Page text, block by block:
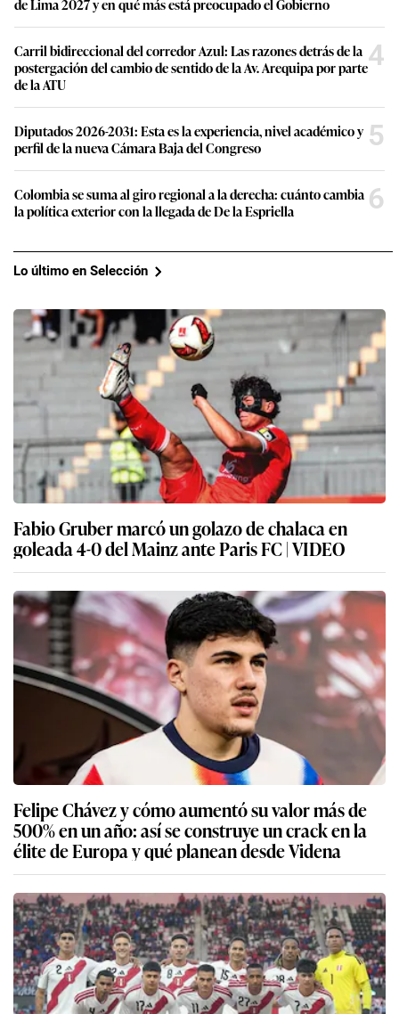
de Lima 2027 y en qué más está preocupado el Gobierno
Carril bidireccional del corredor Azul: Las razones detrás de la
postergación del cambio de sentido de la Av. Arequipa por parte
de la ATU
4
Diputados 2026-2031: Esta es la experiencia, nivel académico y
perfil de la nueva Cámara Baja del Congreso
5
Colombia se suma al giro regional a la derecha: cuánto cambia
la política exterior con la llegada de De la Espriella
6
Lo último en Selección
Fabio Gruber marcó un golazo de chalaca en
goleada 4-0 del Mainz ante Paris FC | VIDEO
Felipe Chávez y cómo aumentó su valor más de
500% en un año: así se construye un crack en la
élite de Europa y qué planean desde Videna